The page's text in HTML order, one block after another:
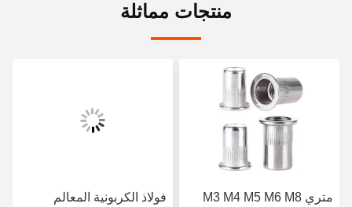
منتجات مماثلة
متري M3 M4 M5 M6 M8
فولاذ الكربونية المعالم